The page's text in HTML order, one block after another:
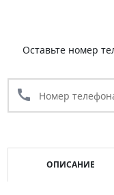
Оставьте номер
call
ОПИСАНИЕ